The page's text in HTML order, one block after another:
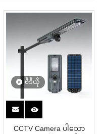
ဗီဒီယို
CCTV Camera ပါသော